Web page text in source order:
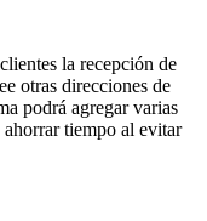
la recepción de
otras direcciones de
podrá agregar varias
ahorrar tiempo al evitar